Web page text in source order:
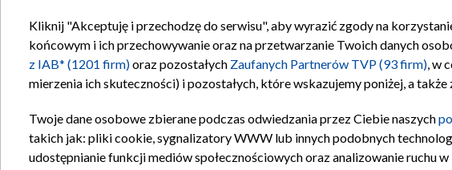
Regulamin TVP Polityka
Kliknij "Akceptuję i przechodzę do serwisu", aby wyrazić zgody na
końcowym i ich przechowywanie oraz na przetwarzanie Twoich danych
z IAB* (1201 firm)oraz pozostałych Zaufanych Partnerów TVP (93 firm), w
mierzenia ich skuteczności) i pozostałych, które wskazujemy poniżej, a
Twoje dane osobowe zbierane podczas odwiedzania przez Ciebie naszych
takich jak: pliki cookie, sygnalizatory WWW lub innych podobnych
udostępnianie funkcji mediów społecznościowych oraz analizowanie ruchu